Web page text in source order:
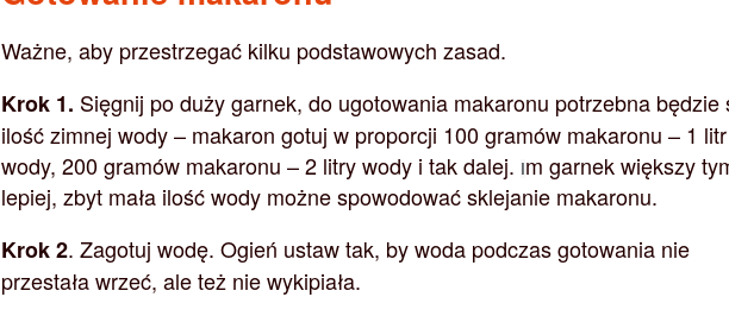
Ważne, aby przestrzegać kilku podstawowych zasad.
Krok 1. Sięgnij po duży garnek, do ugotowania makaronu potrzebna będzie
ilość zimnej wody – makaron gotuj w proporcji 100 gramów makaronu – 1 litr
wody, 200 gramów makaronu – 2 litry wody i tak dalej. Im garnek większy
lepiej, zbyt mała ilość wody możne spowodować sklejanie makaronu.
Krok 2. Zagotuj wodę. Ogień ustaw tak, by woda podczas gotowania nie
przestała wrzeć, ale też nie wykipiała.